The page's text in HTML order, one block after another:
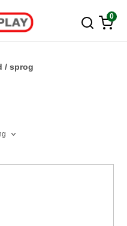
0
/ sprog